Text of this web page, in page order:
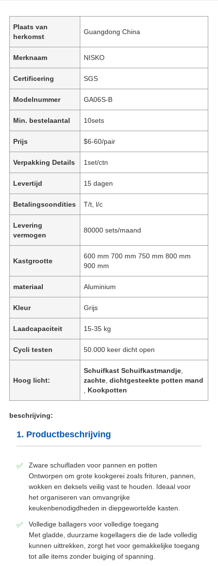
Plaats van
herkomst
Guangdong China
Merknaam NISKO
Certificering SGS
Modelnummer GA06S-B
Min. bestelaantal 10sets
Prijs $6-60/pair
Verpakking Details 1set/ctn
Levertijd 15 dagen
Betalingscondities T/t, l/c
Levering
vermogen
80000 sets/maand
Kastgrootte
600 mm 700 mm 750 mm 800 mm
900 mm
materiaal Aluminium
Kleur Grijs
Laadcapaciteit 15-35 kg
Cycli testen 50.000 keer dicht open
Hoog licht:
Schuifkast Schuifkastmandje
zachte ,dichtgesteekte potten mand
Kookpotten
beschrijving:
1. Productbeschrijving
Zware schuifladen voor pannen en potten
Ontworpen om grote kookgerei zoals frituren, pannen,
wokken en deksels veilig vast te houden. Ideaal voor
het organiseren van omvangrijke
keukenbenodigdheden in diepgewortelde kasten.
Volledige ballagers voor volledige toegang
Met gladde, duurzame kogellagers die de lade volledig
kunnen uittrekken, zorgt het voor gemakkelijke toegang
tot alle items zonder buiging of spanning.